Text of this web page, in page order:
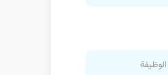
الوظيفة